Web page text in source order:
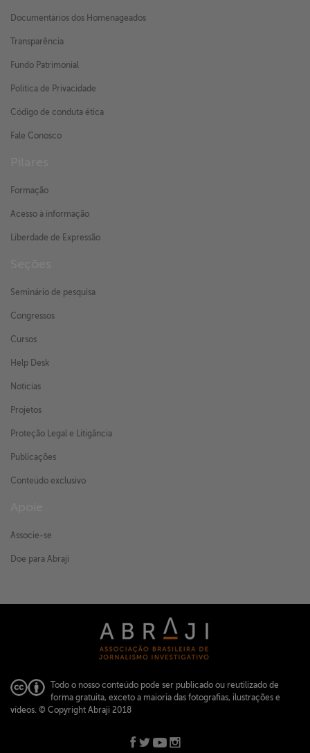
Documentários dos Homenageados
Transparência
Fundo Patrimonial
Política de Privacidade
Código de conduta ética
Fale Conosco
Formação
Acesso à informação
Liberdade de Expressão
Seminário de pesquisa
Congressos
Cursos
Help Desk
Notícias
Projetos
Proteção Legal e Litigância
Publicações
Conteúdo exclusivo
Associe-se
Doe para Abraji
Todo o nosso conteúdo pode ser publicado ou reutilizado de
forma gratuita, exceto a maioria das fotografias, ilustrações e
vídeos. © Copyright Abraji 2018